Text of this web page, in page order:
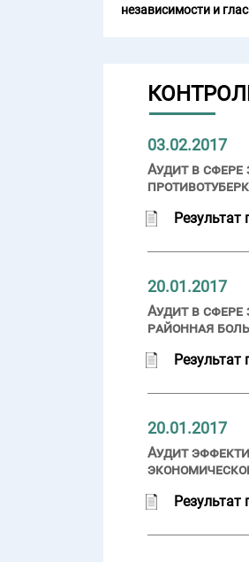
независимости и
03.02.2017
Аудит в
Результат
20.01.2017
Аудит в
районная
Результат
20.01.2017
Аудит
Результат